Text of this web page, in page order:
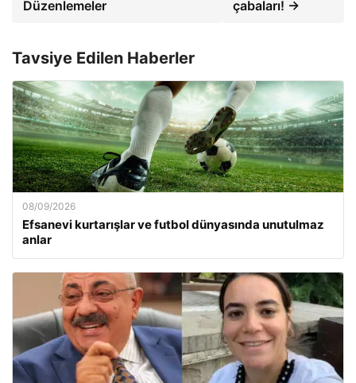
Düzenlemeler
çabaları! →
Tavsiye Edilen Haberler
08/09/2026
Efsanevi kurtarışlar ve futbol dünyasında unutulmaz
anlar